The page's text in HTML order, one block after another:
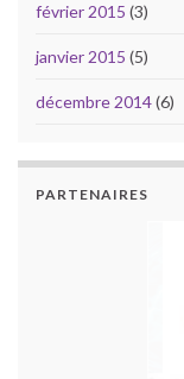
février 2015 (3)
janvier 2015 (5)
décembre 2014(6)
PARTENAIRES